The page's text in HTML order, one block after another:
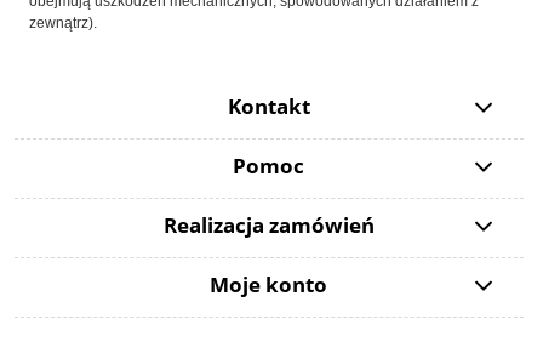
zewnątrz).
Kontakt
Pomoc
Realizacja zamówień
Moje konto